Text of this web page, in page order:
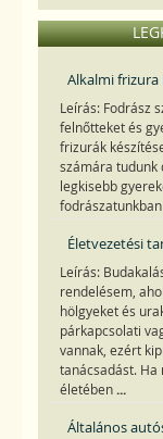
Alkalmi frizura
Leírás: Fodrász
felnőtteket és
frizurák
számára tudunk
legkisebb
Életvezetési
Leírás:
rendelésem,
hölgyeket és
párkapcsolati
vannak, ezért
tanácsadást. Ha
életében ...
Általános